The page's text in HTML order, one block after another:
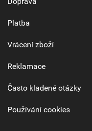
Platba
Vrácení zboží
Reklamace
Často kladené otázky
Používání cookies